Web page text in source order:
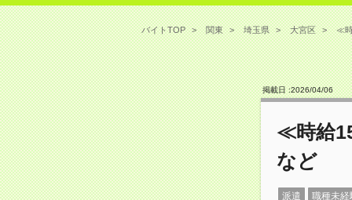
バイトTOP 関東 埼玉県 大宮区 ≪時
掲載日 :2026/04/06
≪時給
など
派遣 職種未経